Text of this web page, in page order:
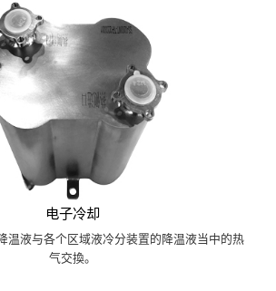
电子冷却
温液与各个区域液冷分装置的降温液当中的热
气交換。